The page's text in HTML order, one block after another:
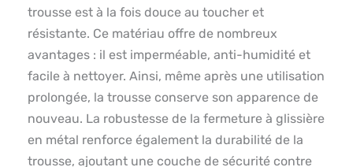
trousse est à la fois douce au toucher et
résistante. Ce matériau offre de nombreux
avantages : il est imperméable, anti-humidité et
facile à nettoyer. Ainsi, même après une utilisation
prolongée, la trousse conserve son apparence de
nouveau. La robustesse de la fermeture à glissière
en métal renforce également la durabilité de la
trousse, ajoutant une couche de sécurité contre